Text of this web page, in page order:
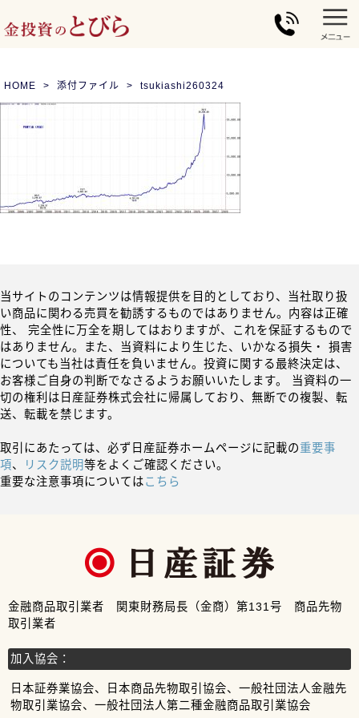
HOME 添付ファイル tsukiashi260324
当サイトのコンテンツは情報提供を目的としており、当社取り扱
い商品に関わる売買を勧誘するものではありません。内容は正確
性、 完全性に万全を期してはおりますが、これを保証するもので
はありません。また、当資料により生じた、いかなる損失・ 損害
についても当社は責任を負いません。投資に関する最終決定は、
お客様ご自身の判断でなさるようお願いいたします。 当資料の一
切の権利は日産証券株式会社に帰属しており、無断での複製、転
送、転載を禁じます。
取引にあたっては、必ず日産証券ホームページに記載の重要事
項、 リスク説明等をよくご確認ください。
重要な注意事項についてはこちら
金融商品取引業者 関東財務局長（金商）第131号 商品先物
取引業者
加入協会：
日本証券業協会、日本商品先物取引協会、一般社団法人金融先
物取引業協会、一般社団法人第二種金融商品取引業協会